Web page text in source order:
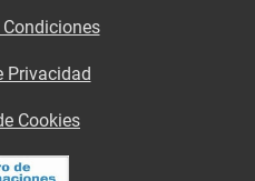
Privacidad
Cookies